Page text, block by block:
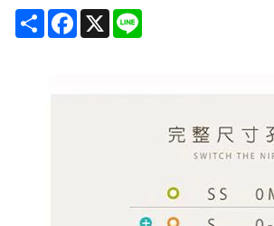
Share Facebook
X